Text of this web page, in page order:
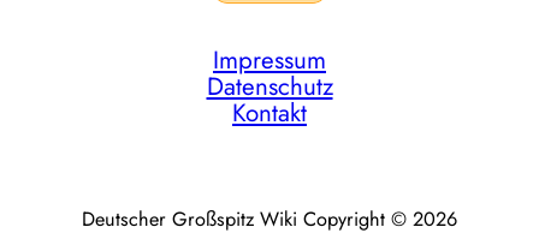
Impressum
Datenschutz
Kontakt
Deutscher Großspitz Wiki Copyright © 2026